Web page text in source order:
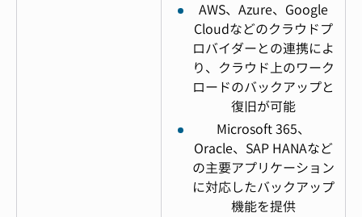
AWS、Azure、Google
Cloudなどのクラウドプ
ロバイダーとの連携によ
り、クラウド上のワーク
ロードのバックアップと
復旧が可能
Microsoft 365、
Oracle、SAP HANAなど
の主要アプリケーション
に対応したバックアップ
機能を提供